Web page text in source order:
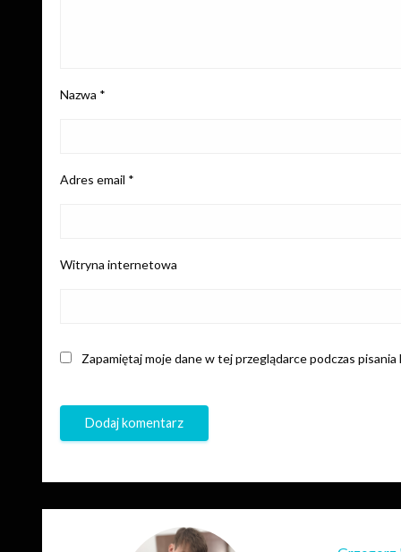
Nazwa *
Adres email *
Witryna internetowa
Zapamiętaj moje dane w tej przeglądarce podczas